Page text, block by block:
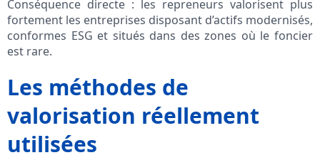
Conséquence directe : les repreneurs valorisent plus
fortement les entreprises disposant d’actifs modernisés,
conformes ESG et situés dans des zones où le foncier
est rare.
Les méthodes de
valorisation réellement
utilisées